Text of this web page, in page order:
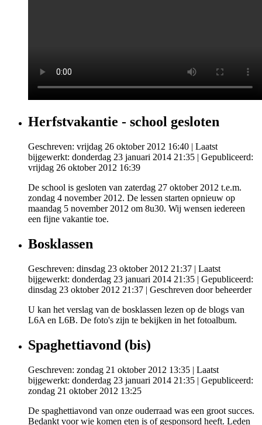
Herfstvakantie - school gesloten
Geschreven: vrijdag 26 oktober 2012 16:40 | Laatst
bijgewerkt: donderdag 23 januari 2014 21:35 | Gepubliceerd:
vrijdag 26 oktober 2012 16:39
De school is gesloten van zaterdag 27 oktober 2012 t.e.m.
zondag 4 november 2012. De lessen starten opnieuw op
maandag 5 november 2012 om 8u30. Wij wensen iedereen
een fijne vakantie toe.
Bosklassen
Geschreven: dinsdag 23 oktober 2012 21:37 | Laatst
bijgewerkt: donderdag 23 januari 2014 21:35 | Gepubliceerd:
dinsdag 23 oktober 2012 21:37 | Geschreven door beheerder
U kan het verslag van de bosklassen lezen op de blogs van
L6A en L6B. De foto's zijn te bekijken in het fotoalbum.
Spaghettiavond (bis)
Geschreven: zondag 21 oktober 2012 13:35 | Laatst
bijgewerkt: donderdag 23 januari 2014 21:35 | Gepubliceerd:
zondag 21 oktober 2012 13:25
De spaghettiavond van onze ouderraad was een groot succes.
Bedankt voor wie komen eten is of gesponsord heeft. Leden